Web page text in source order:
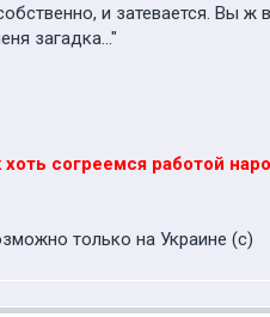
и затевается. Вы ж
загадка..."
согреемся работой
только на Украине (с)